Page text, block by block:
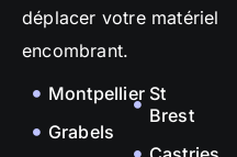
déplacer votre matériel
encombrant.
Montpellier
Grabels
St
Brest